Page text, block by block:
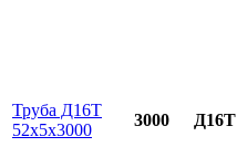
Труба Д16Т
52х5х3000
3000 Д16Т